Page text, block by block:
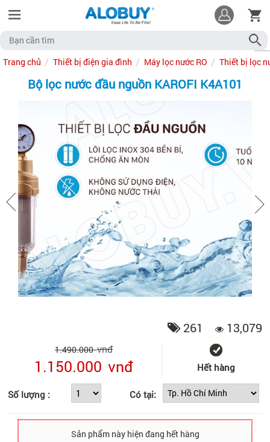
Trang chủ Thiết bị điện gia đình Máy lọc nước RO Thiết bị lọc
Bộ lọc nước đầu nguồn KAROFI K4A101
261 13,079
1.490.000vnđ
1.150.000 vnđ Hết hàng
Số lượng : Có tại:
Sản phẩm này hiện đang hết hàng